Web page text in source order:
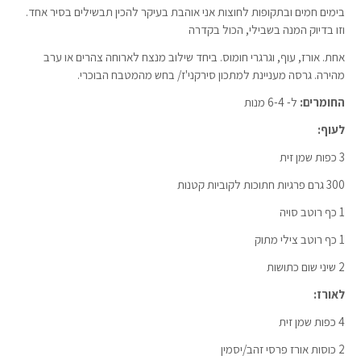
בימים חמים ובתקופות לחוצות אני אוהבת בעיקר להכין תבשילים בסיר אחד.
וזו בדיוק המנה בשבילי, הכול בקדרה
אחת. אורז, עוף, וגרגרי חומוס. ביחד שילוב מנצח לארוחה צהרים או ערב
מהירה. גרסה מעניינת למתכון סירקני'ז/ בחש מהמטבח הבוכרי.
החומרים: ל- 6-4 מנות
לעוף:
3 כפות שמן זית
300 גרם פרגיות חתוכות לקוביות קטנות
1 כף רוטב סויה
1 כף רוטב צילי מתוק
2 שיני שום כתושות
לאורז:
4 כפות שמן זית
2 כוסות אורז פרסי זהב/יסמין